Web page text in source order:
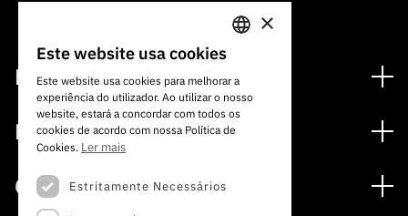
Financiamento
Programas de Financiamento
Internacional
Prémios
Media
Notas de Imprensa
Concursos
PORTUGUESE
ENGLISH
×
Este website usa cookies
Este website usa cookies para melhorar a
experiência do utilizador. Ao utilizar o nosso
website, estará a concordar com todos os
cookies de acordo com nossa Política de
Cookies. Ler mais
Estritamente Necessários